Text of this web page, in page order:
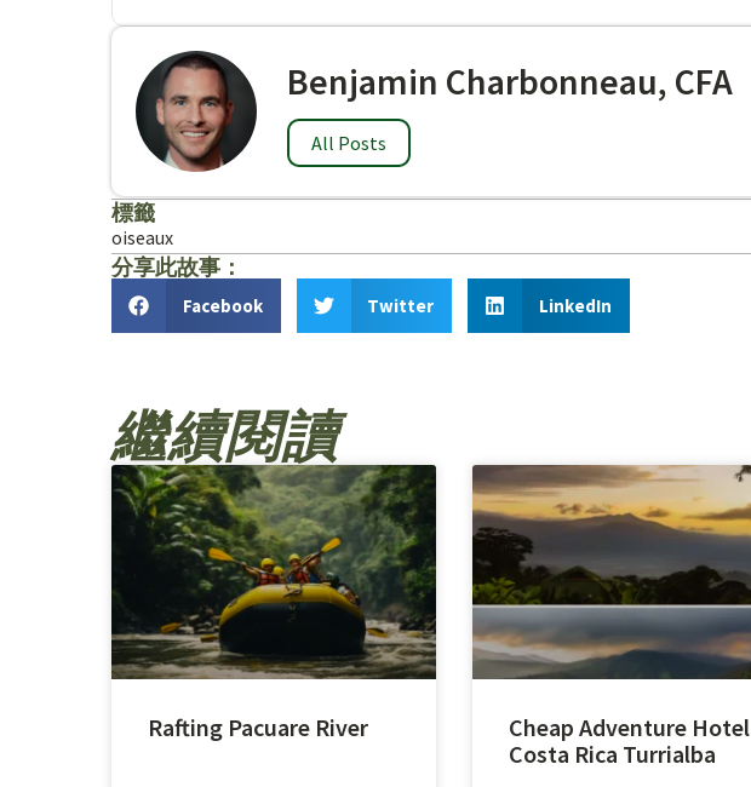
Benjamin Charbonneau, CFA
All Posts
標籤
oiseaux
分享此故事：
Facebook Twitter LinkedIn
繼續閱讀
Rafting Pacuare River
Cheap Adventure Hotel
Costa Rica Turrialba